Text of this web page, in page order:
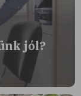
jól?